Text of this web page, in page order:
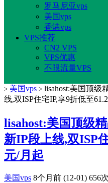
罗马尼亚vps
美国vps
香港vps
VPS推荐
CN2 VPS
VPS优惠
不限流量VPS
> 美国vps > lisahost:美国顶级
线,双ISP住宅IP,享9折低至
lisahost:美国顶级
新IP段上线,双ISP
元/月起
美国vps 8个月前 (12-01) 656